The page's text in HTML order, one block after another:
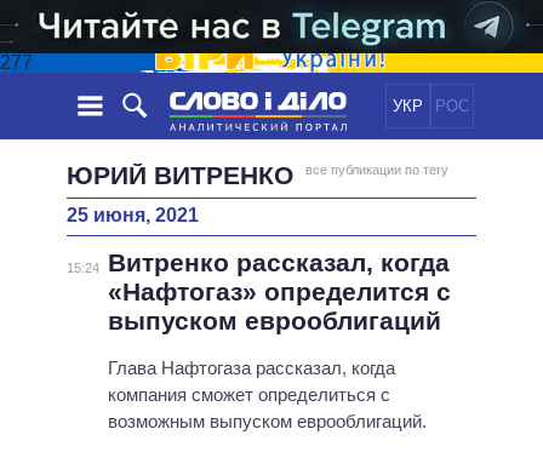
277
УКР РОС
НОВОСТИ
ЛЕНТА
СОБЫТИЯ
СТАТЬИ
МНЕНИЯ
ОБЗОРЫ
ДАЙДЖЕСТЫ
ЭКОНОМИКА
ОБЩЕСТВО
МИР
ПОЛИТИКИ
ВСЕ ПОЛИТИКИ
ПРЕЗИДЕНТ И ОФИС
ВЕРХОВНАЯ РАДА
ИНФОГРАФИКА
ВИДЕО
ПОДДЕРЖАТЬ
ЮРИЙ ВИТРЕНКО все публикации по тегу
25 июня, 2021
15:24
Витренко рассказал, когда
«Нафтогаз» определится с
выпуском еврооблигаций
Глава Нафтогаза рассказал, когда
компания сможет определиться с
возможным выпуском еврооблигаций.